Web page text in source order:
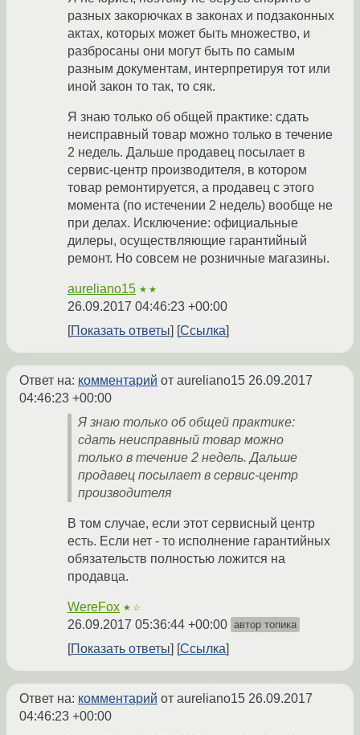
разных закорючках в законах и подзаконных
актах, которых может быть множество, и
разбросаны они могут быть по самым
разным документам, интерпретируя тот или
иной закон то так, то сяк.
Я знаю только об общей практике: сдать
неисправный товар можно только в течение
2 недель. Дальше продавец посылает в
сервис-центр производителя, в котором
товар ремонтируется, а продавец с этого
момента (по истечении 2 недель) вообще не
при делах. Исключение: официальные
дилеры, осуществляющие гарантийный
ремонт. Но совсем не розничные магазины.
aureliano15 ★★
26.09.2017 04:46:23 +00:00
Показать ответы
Ссылка
Ответ на: комментарий от aureliano15 26.09.2017
04:46:23 +00:00
Я знаю только об общей практике:
сдать неисправный товар можно
только в течение 2 недель. Дальше
продавец посылает в сервис-центр
производителя
В том случае, если этот сервисный центр
есть. Если нет - то исполнение гарантийных
обязательств полностью ложится на
продавца.
WereFox ★☆
26.09.2017 05:36:44 +00:00 автор топика
Показать ответы Ссылка
Ответ на: комментарий от aureliano15 26.09.2017
04:46:23 +00:00